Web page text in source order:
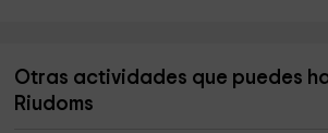
Otras actividades que puedes
Riudoms